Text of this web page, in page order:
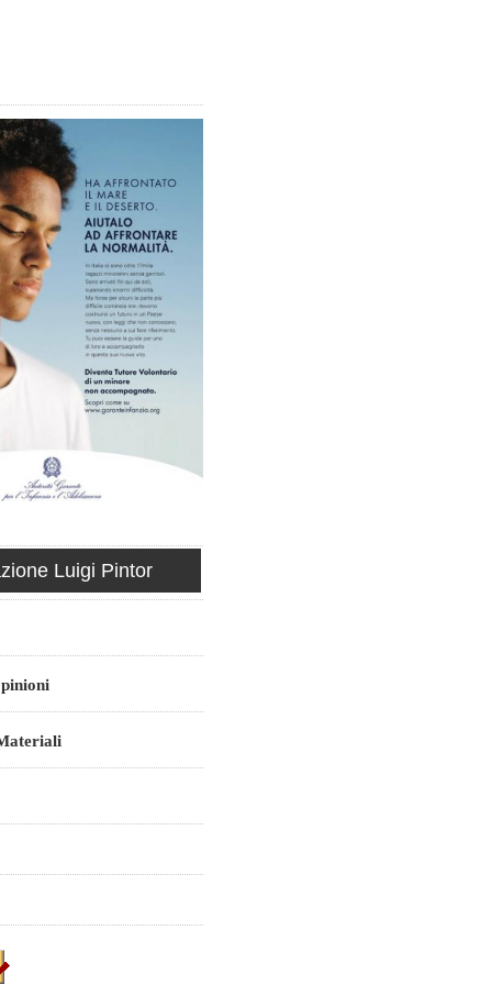
Luigi Pintor